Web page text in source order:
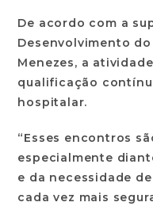
De acordo com a
Desenvolvimento do
Menezes, a
qualificação
hospitalar.
“Esses encontros
especialmente
e da necessidade
cada vez mais